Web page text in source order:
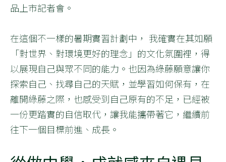
品上市記者會。
在這個不一樣的暑期實習計劃中， 我確實在其如願
「對世界、對環境更好的理念」的文化氛圍裡，得
以展現自己與眾不同的能力。也因為綠藤願意讓你
探索自己、找尋自己的天賦，並學習如何保有，在
離開綠藤之際，也感受到自己原有的不足，已經被
一份更踏實的自信取代，讓我能攜帶著它，繼續前
往下一個目標前進、成長。